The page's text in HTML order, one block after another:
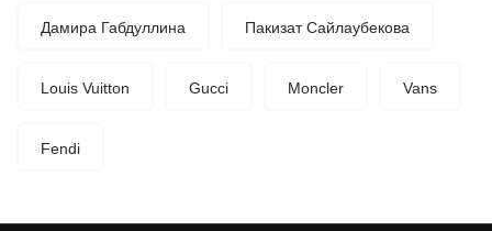
Дамира Габдуллина Пакизат Сайлаубекова
Louis Vuitton Gucci Moncler Vans
Fendi